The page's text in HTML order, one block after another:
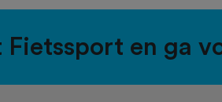
Fietssport en ga